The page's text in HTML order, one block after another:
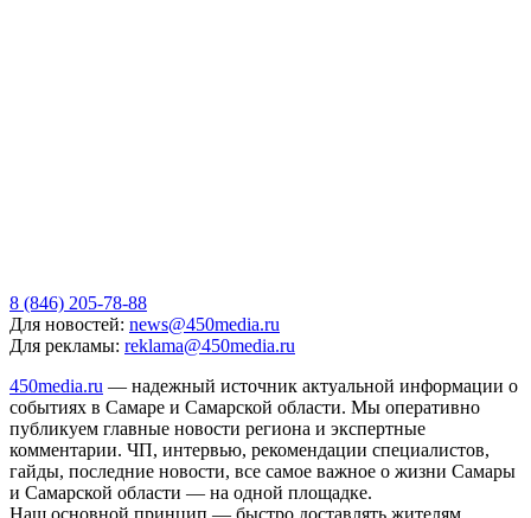
8 (846) 205-78-88
Для новостей: news@450media.ru
Для рекламы: reklama@450media.ru
450media.ru — надежный источник актуальной информации о
событиях в Самаре и Самарской области. Мы оперативно
публикуем главные новости региона и экспертные
комментарии. ЧП, интервью, рекомендации специалистов,
гайды, последние новости, все самое важное о жизни Самары
и Самарской области — на одной площадке.